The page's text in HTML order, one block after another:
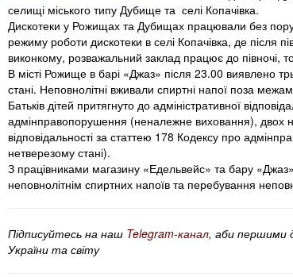
селищі міського типу Дубище та селі Копачівка.
Дискотеки у Рожищах та Дубищах працювали без
режиму роботи дискотеки в селі Копачівка, де після
виконкому, розважальний заклад працює до півночі,
В місті Рожище в барі «Джаз» після 23.00 виявлено
стані. Неповнолітні вживали спиртні напої поза
Батьків дітей притягнуто до адміністративної
адмінправопорушення (неналежне виховання), двох
відповідальності за статтею 178 Кодексу про
нетверезому стані).
З працівниками магазину «Едельвейс» та бару
неповнолітнім спиртних напоїв та перебування
Підписуйтесь на наш Telegram-канал, аби першими
України та світу